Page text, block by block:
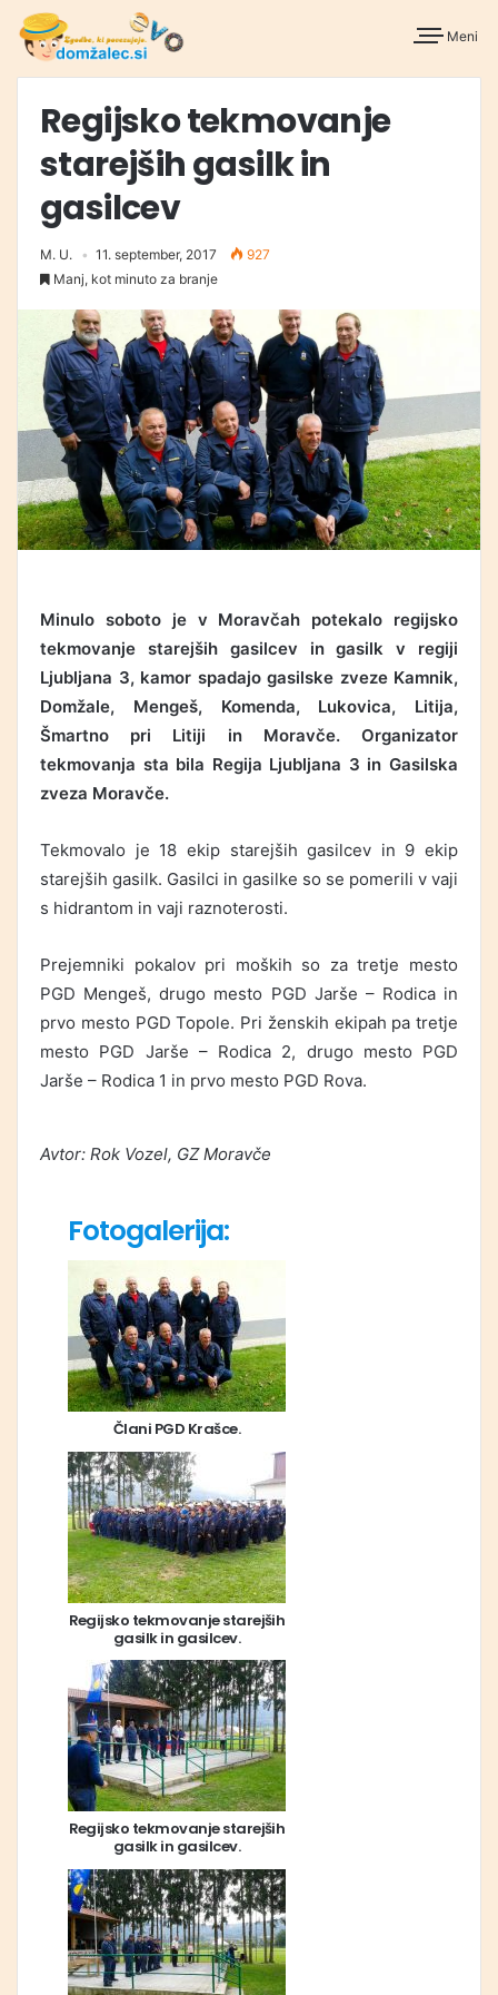
Meni
Regijsko tekmovanje
starejših gasilk in
gasilcev
M. U. 11. september, 2017
927
Manj, kot minuto za branje
Minulo soboto je v Moravčah potekalo regijsko
tekmovanje starejših gasilcev in gasilk v regiji
Ljubljana 3, kamor spadajo gasilske zveze Kamnik,
Domžale, Mengeš, Komenda, Lukovica, Litija,
Šmartno pri Litiji in Moravče. Organizator
tekmovanja sta bila Regija Ljubljana 3 in Gasilska
zveza Moravče.
Tekmovalo je 18 ekip starejših gasilcev in 9 ekip
starejših gasilk. Gasilci in gasilke so se pomerili v vaji
s hidrantom in vaji raznoterosti.
Prejemniki pokalov pri moških so za tretje mesto
PGD Mengeš, drugo mesto PGD Jarše – Rodica in
prvo mesto PGD Topole. Pri ženskih ekipah pa tretje
mesto PGD Jarše – Rodica 2, drugo mesto PGD
Jarše – Rodica 1 in prvo mesto PGD Rova.
Avtor: Rok Vozel, GZ Moravče
Fotogalerija:
Člani PGD Krašce.
Regijsko tekmovanje starejših
gasilk in gasilcev.
Regijsko tekmovanje starejših
gasilk in gasilcev.